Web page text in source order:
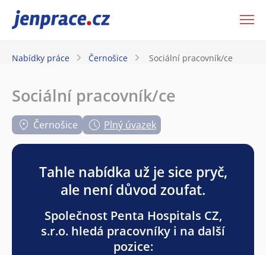
JenPráce.cz
Nabídky práce Černošice Sociální pracovník/ce
Sociální pracovník/ce
Černošice Plný úvazek
Tahle nabídka už je sice pryč,
ale není důvod zoufat.
Společnost Penta Hospitals CZ,
s.r.o. hledá pracovníky i na další
pozice: